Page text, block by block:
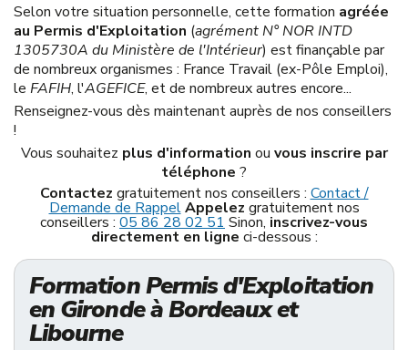
Selon votre situation personnelle, cette formation agréée
au Permis d'Exploitation (agrément N° NOR INTD
1305730A du Ministère de l'Intérieur) est finançable par
de nombreux organismes : France Travail (ex-Pôle Emploi),
le FAFIH, l'AGEFICE, et de nombreux autres encore...
Renseignez-vous dès maintenant auprès de nos conseillers
!
Vous souhaitez plus d'information ou vous inscrire par
téléphone ?
Contactez gratuitement nos conseillers : Contact /
Demande de Rappel Appelez gratuitement nos
conseillers : 05 86 28 02 51 Sinon, inscrivez-vous
directement en ligne ci-dessous :
Formation Permis d'Exploitation
en Gironde à Bordeaux et
Libourne